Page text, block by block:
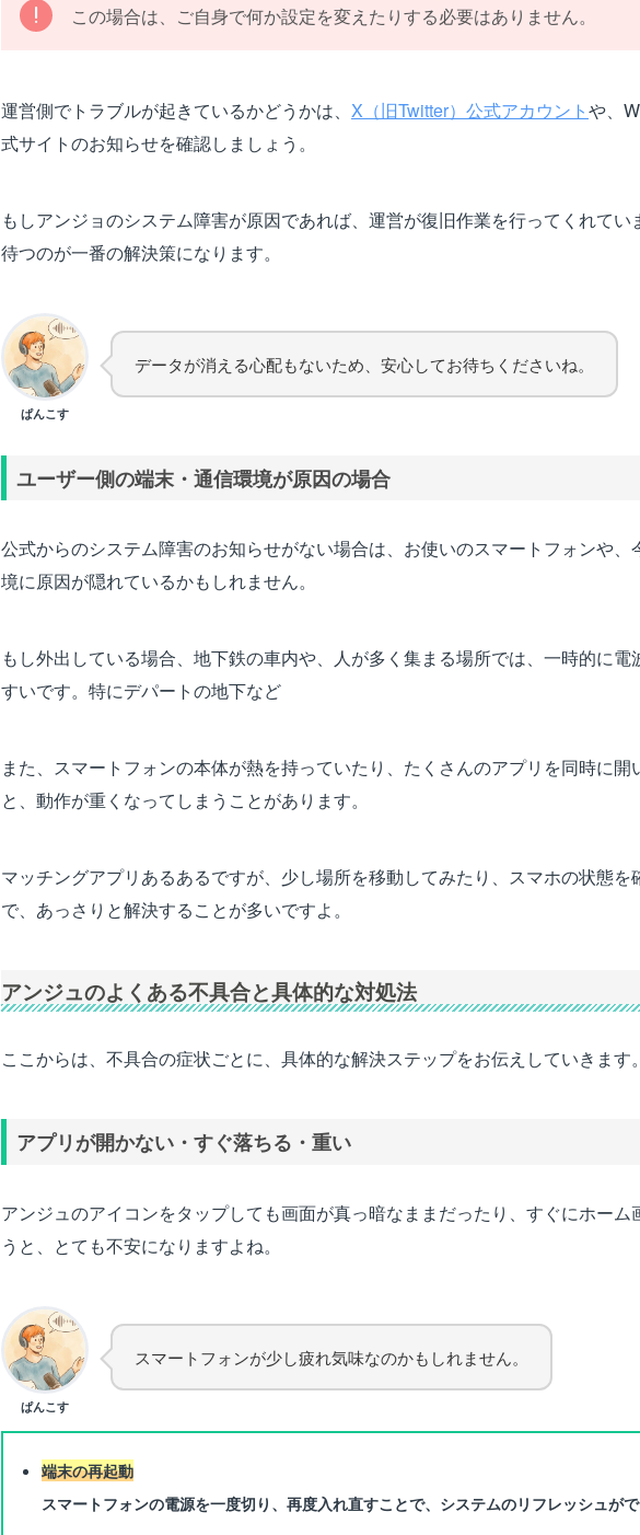
この場合は、ご自身で何か設定を変えたりする必要はありません。
運営側でトラブルが起きているかどうかは、 X（旧Twitter）公式アカウントや、
式サイトのお知らせを確認しましょう。
もしアンジョのシステム障害が原因であれば、運営が復旧作業を行ってくれてい
待つのが一番の解決策になります。
ぱんこす
データが消える心配もないため、安心してお待ちくださいね。
ユーザー側の端末・通信環境が原因の場合
公式からのシステム障害のお知らせがない場合は、お使いのスマートフォンや、
境に原因が隠れているかもしれません。
もし外出している場合、地下鉄の車内や、人が多く集まる場所では、一時的に電
すいです。特にデパートの地下など
また、スマートフォンの本体が熱を持っていたり、たくさんのアプリを同時に開
と、動作が重くなってしまうことがあります。
マッチングアプリあるあるですが、少し場所を移動してみたり、スマホの状態を
で、あっさりと解決することが多いですよ。
アンジュのよくある不具合と具体的な対処法
ここからは、不具合の症状ごとに、具体的な解決ステップをお伝えしていきます。
アプリが開かない・すぐ落ちる・重い
アンジュのアイコンをタップしても画面が真っ暗なままだったり、すぐにホーム
うと、とても不安になりますよね。
ぱんこす
スマートフォンが少し疲れ気味なのかもしれません。
端末の再起動
スマートフォンの電源を一度切り、再度入れ直すことで、システムのリフレッシュがで